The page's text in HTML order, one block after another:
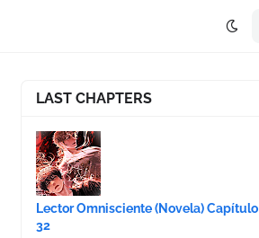
LAST CHAPTERS
Lector Omnisciente (Novela) Capítulo
32